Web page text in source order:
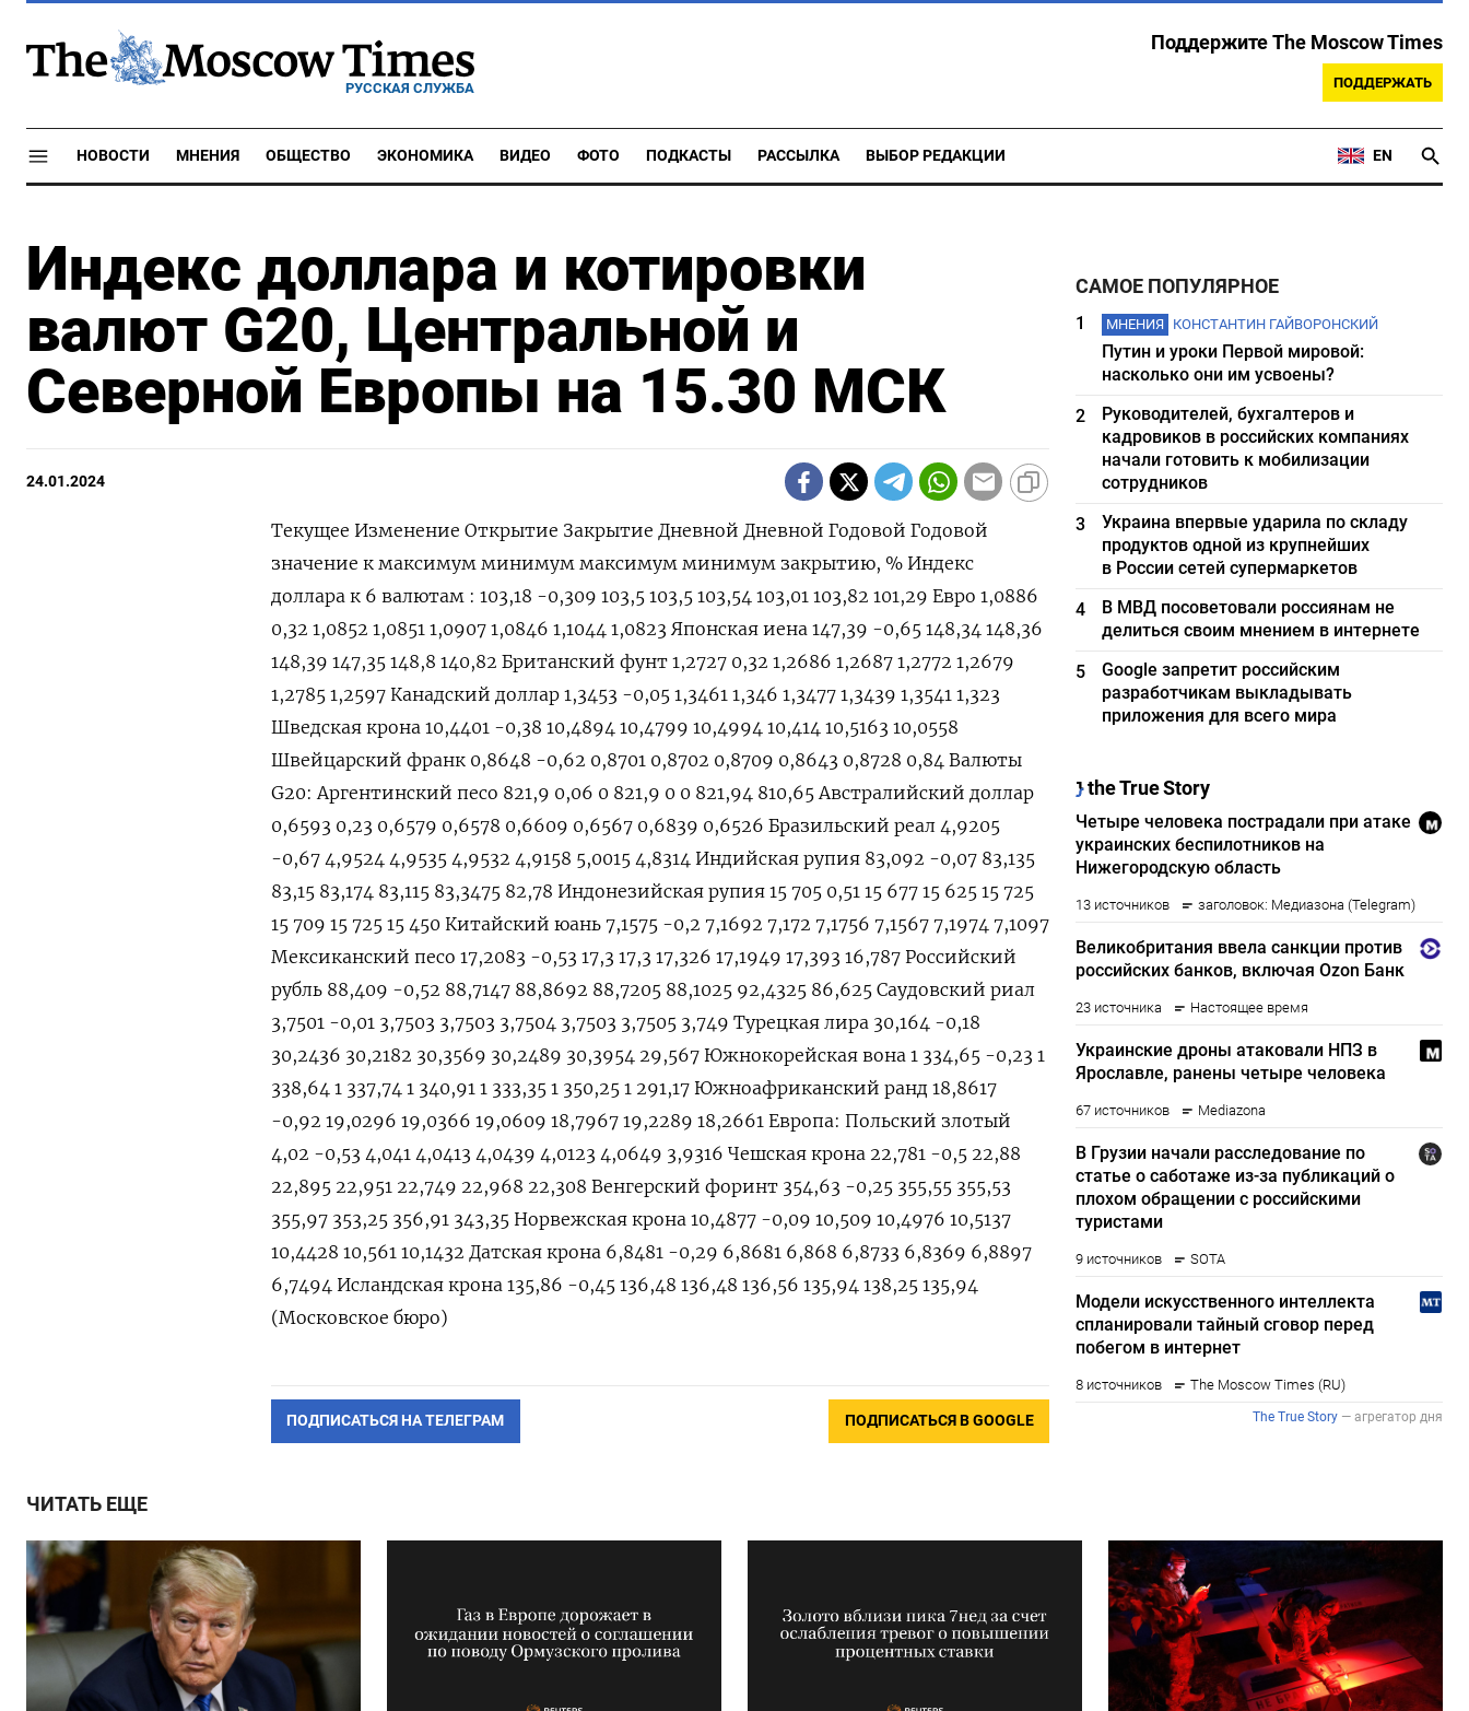
РУССКАЯ СЛУЖБА
Поддержите The Moscow Times
ПОДДЕРЖАТЬ
НОВОСТИ МНЕНИЯ ОБЩЕСТВО ЭКОНОМИКА ВИДЕО ФОТО ПОДКАСТЫ РАССЫЛКА ВЫБОР РЕДАКЦИИ EN
Индекс доллара и котировки
валют G20, Центральной и
Северной Европы на 15.30 МСК
24.01.2024
Текущее Изменение Открытие Закрытие Дневной Дневной Годовой Годовой
значение к максимум минимум максимум минимум закрытию, % Индекс
доллара к 6 валютам : 103,18 -0,309 103,5 103,5 103,54 103,01 103,82 101,29 Евро 1,0886
0,32 1,0852 1,0851 1,0907 1,0846 1,1044 1,0823 Японская иена 147,39 -0,65 148,34 148,36
148,39 147,35 148,8 140,82 Британский фунт 1,2727 0,32 1,2686 1,2687 1,2772 1,2679
1,2785 1,2597 Канадский доллар 1,3453 -0,05 1,3461 1,346 1,3477 1,3439 1,3541 1,323
Шведская крона 10,4401 -0,38 10,4894 10,4799 10,4994 10,414 10,5163 10,0558
Швейцарский франк 0,8648 -0,62 0,8701 0,8702 0,8709 0,8643 0,8728 0,84 Валюты
G20: Аргентинский песо 821,9 0,06 0 821,9 0 0 821,94 810,65 Австралийский доллар
0,6593 0,23 0,6579 0,6578 0,6609 0,6567 0,6839 0,6526 Бразильский реал 4,9205
-0,67 4,9524 4,9535 4,9532 4,9158 5,0015 4,8314 Индийская рупия 83,092 -0,07 83,135
83,15 83,174 83,115 83,3475 82,78 Индонезийская рупия 15 705 0,51 15 677 15 625 15 725
15 709 15 725 15 450 Китайский юань 7,1575 -0,2 7,1692 7,172 7,1756 7,1567 7,1974 7,1097
Мексиканский песо 17,2083 -0,53 17,3 17,3 17,326 17,1949 17,393 16,787 Российский
рубль 88,409 -0,52 88,7147 88,8692 88,7205 88,1025 92,4325 86,625 Саудовский риал
3,7501 -0,01 3,7503 3,7503 3,7504 3,7503 3,7505 3,749 Турецкая лира 30,164 -0,18
30,2436 30,2182 30,3569 30,2489 30,3954 29,567 Южнокорейская вона 1 334,65 -0,23 1
338,64 1 337,74 1 340,91 1 333,35 1 350,25 1 291,17 Южноафриканский ранд 18,8617
-0,92 19,0296 19,0366 19,0609 18,7967 19,2289 18,2661 Европа: Польский злотый
4,02 -0,53 4,041 4,0413 4,0439 4,0123 4,0649 3,9316 Чешская крона 22,781 -0,5 22,88
22,895 22,951 22,749 22,968 22,308 Венгерский форинт 354,63 -0,25 355,55 355,53
355,97 353,25 356,91 343,35 Норвежская крона 10,4877 -0,09 10,509 10,4976 10,5137
10,4428 10,561 10,1432 Датская крона 6,8481 -0,29 6,8681 6,868 6,8733 6,8369 6,8897
6,7494 Исландская крона 135,86 -0,45 136,48 136,48 136,56 135,94 138,25 135,94
(Московское бюро)
ПОДПИСАТЬСЯ НА ТЕЛЕГРАМ ПОДПИСАТЬСЯ В GOOGLE
САМОЕ ПОПУЛЯРНОЕ
1 МНЕНИЯ КОНСТАНТИН ГАЙВОРОНСКИЙ
Путин и уроки Первой мировой:
насколько они им усвоены?
2
Руководителей, бухгалтеров и
кадровиков в российских компаниях
начали готовить к мобилизации
сотрудников
3
Украина впервые ударила по складу
продуктов одной из крупнейших
в России сетей супермаркетов
4
В МВД посоветовали россиянам не
делиться своим мнением в интернете
5
Google запретит российским
разработчикам выкладывать
приложения для всего мира
ЧИТАТЬ ЕЩЕ